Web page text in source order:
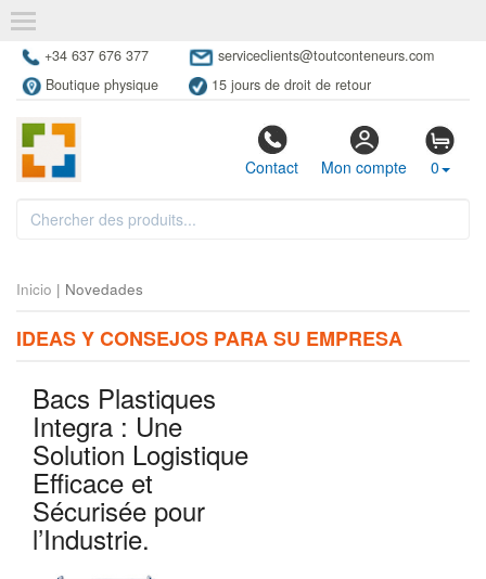
+34 637 676 377
serviceclients@toutconteneurs.com
Boutique physique
15 jours de droit de retour
Contact Mon compte 0
Inicio | Novedades
IDEAS Y CONSEJOS PARA SU EMPRESA
Bacs Plastiques
Integra : Une
Solution Logistique
Efficace et
Sécurisée pour
l’Industrie.